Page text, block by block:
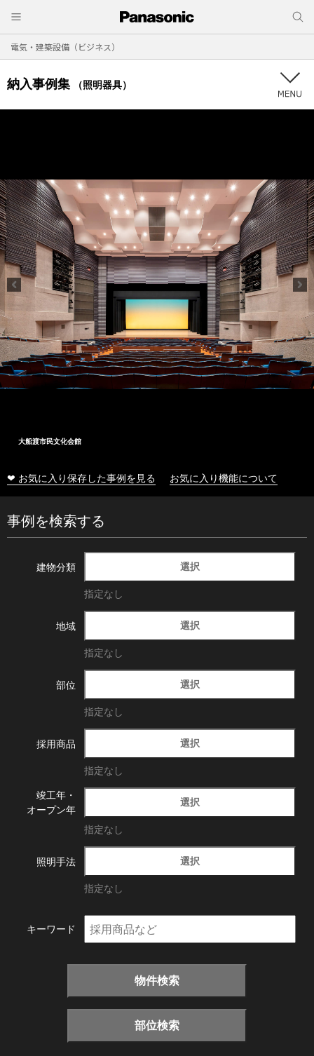
電気・建築設備（ビジネス）
納入事例集 （照明器具）
大船渡市民文化会館
❤ お気に入り保存した事例を見る お気に入り機能について
事例を検索する
建物分類 選択
指定なし
地域 選択
指定なし
部位 選択
指定なし
採用商品 選択
指定なし
竣工年・
オープン年
選択
指定なし
照明手法 選択
指定なし
キーワード
物件検索
部位検索